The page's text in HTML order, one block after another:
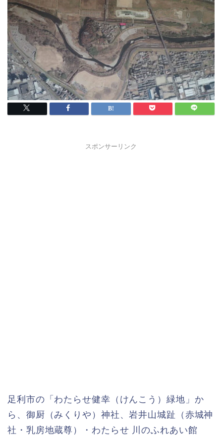
スポンサーリンク
足利市の「わたらせ健幸（けんこう）緑地」か
ら、御厨（みくりや）神社、岩井山城趾（赤城神
社・乳房地蔵尊）・わたらせ 川のふれあい館